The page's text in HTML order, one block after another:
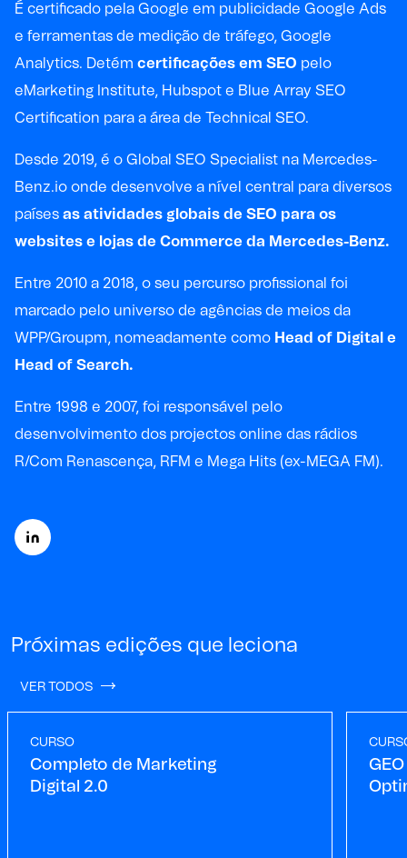
É certificado pela Google em publicidade Google Ads
e ferramentas de medição de tráfego, Google
Analytics. Detém certificações em SEO pelo
eMarketing Institute, Hubspot e Blue Array SEO
Certification para a área de Technical SEO.
Desde 2019, é o Global SEO Specialist na Mercedes-
Benz.io onde desenvolve a nível central para diversos
países as atividades globais de SEO para os
websites e lojas de Commerce da Mercedes-Benz.
Entre 2010 a 2018, o seu percurso profissional foi
marcado pelo universo de agências de meios da
WPP/Groupm, nomeadamente como Head of Digital e
Head of Search.
Entre 1998 e 2007, foi responsável pelo
desenvolvimento dos projectos online das rádios
R/Com Renascença, RFM e Mega Hits (ex-MEGA FM).
Próximas edições que leciona
VER TODOS
CURSO
Completo de Marketing
Digital 2.0